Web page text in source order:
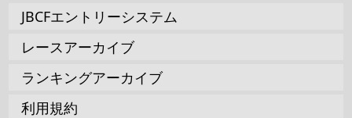
JBCFエントリーシステム
レースアーカイブ
ランキングアーカイブ
利用規約